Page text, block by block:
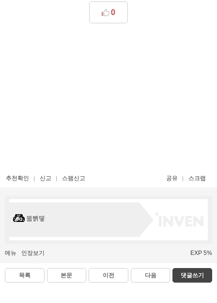
0
추천확인 신고 스팸신고 공유 스크랩
꿻뻵뗗
메뉴 인장보기 EXP 5%
목록 본문 이전 다음 댓글쓰기